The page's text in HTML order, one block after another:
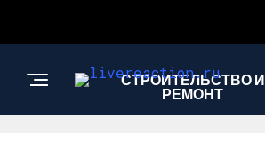
СТРОИТЕЛЬСТВО И
РЕМОНТ